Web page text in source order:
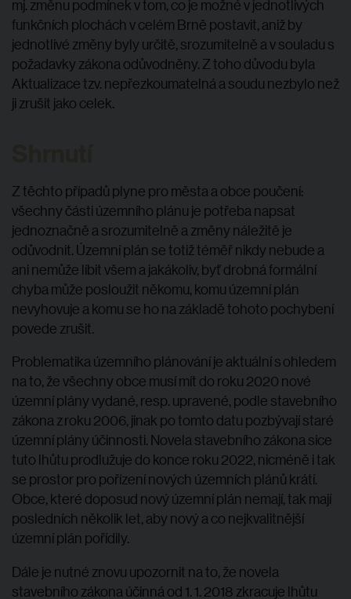
mj. změnu podmínek v tom, co je možné v jednotlivých
funkčních plochách v celém Brně postavit, aniž by
jednotlivé změny byly určitě, srozumitelně a v souladu s
požadavky zákona odůvodněny. Z toho důvodu byla
Aktualizace tzv. nepřezkoumatelná a soudu nezbylo než
ji zrušit jako celek.
Z těchto případů plyne pro města a obce poučení:
všechny části územního plánu je potřeba napsat
jednoznačně a srozumitelně a změny náležitě je
odůvodnit. Územní plán se totiž téměř nikdy nebude a
ani nemůže líbit všem a jakákoliv, byť drobná formální
chyba může posloužit někomu, komu územní plán
nevyhovuje a komu se ho na základě tohoto pochybení
povede zrušit.
Problematika územního plánování je aktuální s ohledem
na to, že všechny obce musí mít do roku 2020 nové
územní plány vydané, resp. upravené, podle stavebního
zákona z roku 2006, jinak po tomto datu pozbývají staré
územní plány účinnosti. Novela stavebního zákona sice
tuto lhůtu prodlužuje do konce roku 2022, nicméně i tak
se prostor pro pořízení nových územních plánů krátí.
Obce, které doposud nový územní plán nemají, tak mají
posledních několik let, aby nový a co nejkvalitnější
územní plán pořídily.
Dále je nutné znovu upozornit na to, že novela
stavebního zákona účinná od 1. 1. 2018 zkracuje lhůtu